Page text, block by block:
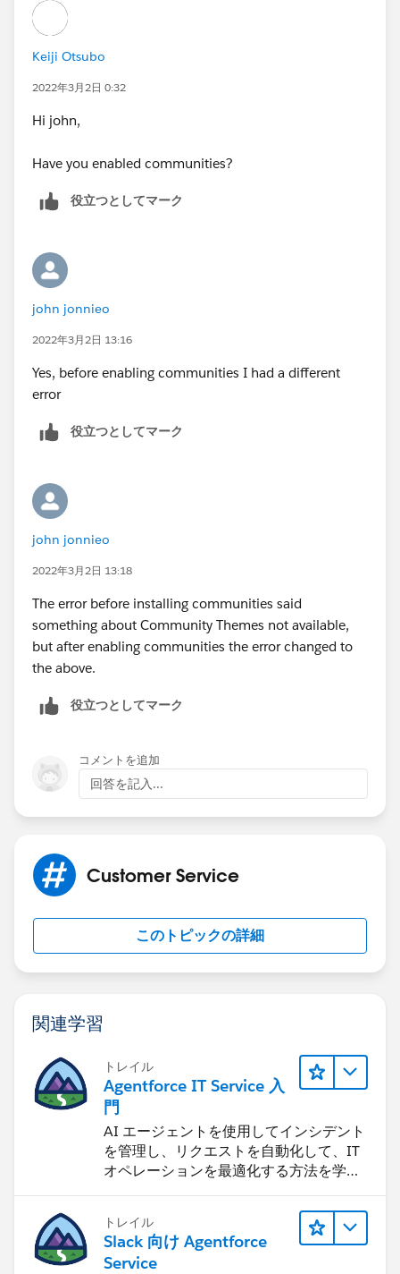
Keiji Otsubo
2022年3月2日 0:32
Hi john,
Have you enabled communities?
役立つとしてマーク
john jonnieo
2022年3月2日 13:16
Yes, before enabling communities I had a different
error
役立つとしてマーク
john jonnieo
2022年3月2日 13:18
The error before installing communities said
something about Community Themes not available,
but after enabling communities the error changed to
the above.
役立つとしてマーク
コメントを追加
回答を記入...
Customer Service
このトピックの詳細
関連学習
トレイル
Agentforce IT Service 入
門
AI エージェントを使用してインシデント
を管理し、リクエストを自動化して、IT
オペレーションを最適化する方法を学習
トレイル
Slack 向け Agentforce
Service